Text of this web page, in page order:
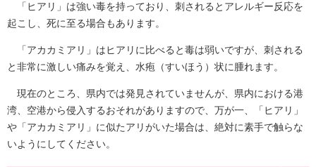
「ヒアリ」は強い毒を持っており、刺されるとアレルギー反応を
起こし、死に至る場合もあります。
「アカカミアリ」はヒアリに比べると毒は弱いですが、刺される
と非常に激しい痛みを覚え、水疱（すいほう）状に腫れます。
現在のところ、県内では発見されていませんが、県内における港
湾、空港から侵入するおそれがありますので、万が一、「ヒアリ」
や「アカカミアリ」に似たアリがいた場合は、絶対に素手で触らな
いようにしてください。